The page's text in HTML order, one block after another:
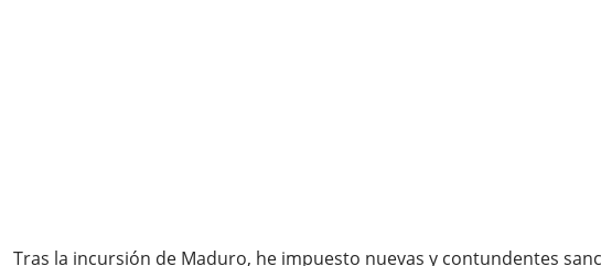
Tras la incursión de Maduro, he impuesto nuevas y contundentes